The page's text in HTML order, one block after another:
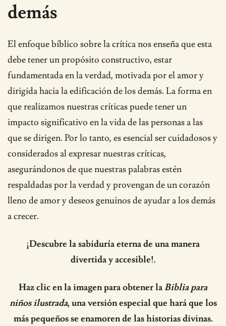
demás
El enfoque bíblico sobre la crítica nos enseña que esta
debe tener un propósito constructivo, estar
fundamentada en la verdad, motivada por el amor y
dirigida hacia la edificación de los demás. La forma en
que realizamos nuestras críticas puede tener un
impacto significativo en la vida de las personas a las
que se dirigen. Por lo tanto, es esencial ser cuidadosos y
considerados al expresar nuestras críticas,
asegurándonos de que nuestras palabras estén
respaldadas por la verdad y provengan de un corazón
lleno de amor y deseos genuinos de ayudar a los demás
a crecer.
¡Descubre la sabiduría eterna de una manera
divertida y accesible!.
Haz clic en la imagen para obtener laBiblia para
niños ilustrada, una versión especial que hará que los
más pequeños se enamoren de las historias divinas.